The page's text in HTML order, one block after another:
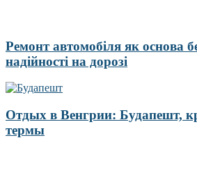
Ремонт автомобіля як основа
надійності на дорозі
Отдых в Венгрии: Будапешт,
термы